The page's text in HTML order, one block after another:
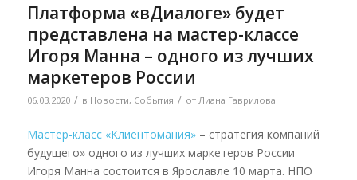
Платформа «вДиалоге» будет
представлена на мастер-классе
Игоря Манна – одного из лучших
маркетеров России
06.03.2020 / в Новости, События / от Лиана Гаврилова
Мастер-класс «Клиентомания» – стратегия компаний
будущего» одного из лучших маркетеров России
Игоря Манна состоится в Ярославле 10 марта. НПО